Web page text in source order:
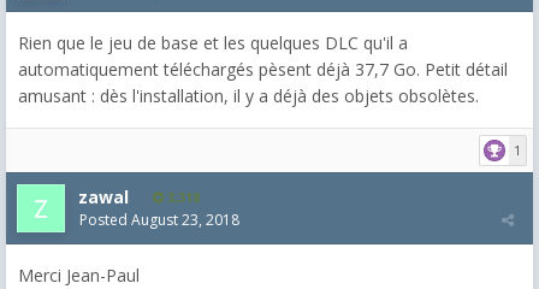
Rien que le jeu de base et les quelques DLC qu'il a
automatiquement téléchargés pèsent déjà 37,7 Go. Petit détail
amusant : dès l'installation, il y a déjà des objets obsolètes.
1
zawal 3,318
Posted August 23, 2018
Merci Jean-Paul